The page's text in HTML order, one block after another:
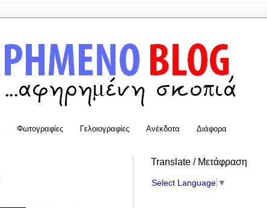
Φωτογραφίες Γελοιογραφίες Ανέκδοτα Διάφορα
Translate / Μετάφραση
Select Language ▼